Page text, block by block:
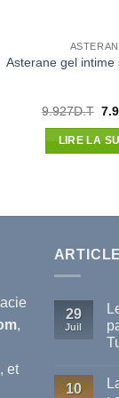
Asterane gel intime
9.927D.T Le
LIRE LA
,
et
29
Juil
sur
10